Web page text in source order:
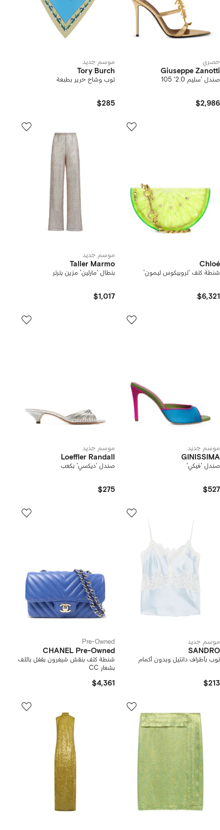
حصري
Giuseppe Zanotti
صندل 'سليم 2.0' 105
$2,986
موسم جديد
Tory Burch
توب وشاح حرير بطبعة
$285
Chloé
شنطة كتف 'تروبيكوس ليمون'
$6,321
موسم جديد
Taller Marmo
بنطال 'مارلين' مزين بترتر
$1,017
موسم جديد
GINISSIMA
صندل 'فيكي'
$527
موسم جديد
Loeffler Randall
صندل 'ديكسي' بكعب
$275
موسم جديد
SANDRO
توب بأطراف دانتيل وبدون أكمام
$213
Pre-Owned
CHANEL Pre-Owned
شنطة كتف بنقش شيفرون بقفل باللف
بشعار CC
$4,361